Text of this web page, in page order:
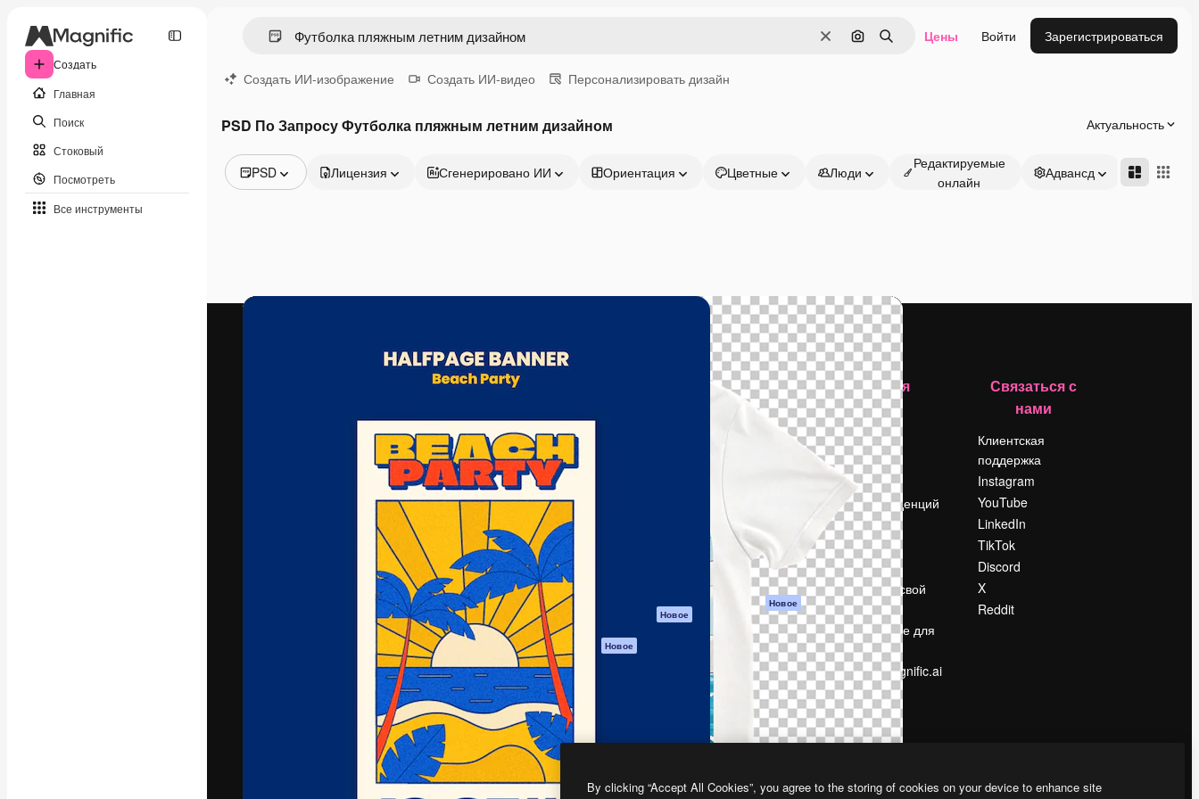
Создать
Главная
Поиск
Стоковый
Посмотреть
Все инструменты
ОчиститьПоиск по изображению
Поиск Цены Войти Зарегистрироваться
Создать ИИ-изображение Создать ИИ-видео Персонализировать дизайн
PSD По Запросу Футболка пляжным летним дизайном Актуальность
PSD
Видео
Лицензия Сгенерировано ИИ Ориентация Цветные Люди
Редактируемые
онлайн
Адвансд
ваших лучших работ. Более 1 миллиона
подписчиков среди креаторов,
предприятий, агентств и студий.
Spaces
ИИ-помощник
Генератор
изображений ИИ
Генератор видео
ИИ
Генератор голоса
на основе ИИ
Стоковый контент
MCP для
Claude/ChatGPT
Новое
Агенты Новое
API
Мобильное
приложение
Все инструменты
Magnific
Начать
Документация по
Пакету ИИ
поддержки
Условия и
положения
Политика
конфиденциальности
Оригиналы Новое
Политика файлов
cookie
Центр доверия
Партнеры
Предприятие
Компания
Цены
О нас
Reviews
Вакансии
Поиск тенденций
Блог
События
Slidesgo
Продайте свой
контент
Помещение для
прессы
Ищете magnific.ai
Связаться с
нами
Клиентская
поддержка
Instagram
YouTube
LinkedIn
TikTok
Discord
X
Reddit
By clicking “Accept All Cookies”, you agree to the storing of cookies on your device to enhance site